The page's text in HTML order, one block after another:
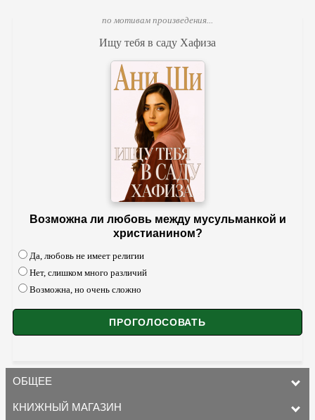
по мотивам произведения...
Ищу тебя в саду Хафиза
Возможна ли любовь между мусульманкой и
христианином?
Да, любовь не имеет религии
Нет, слишком много различий
Возможна, но очень сложно
ОБЩЕЕ
КНИЖНЫЙ МАГАЗИН